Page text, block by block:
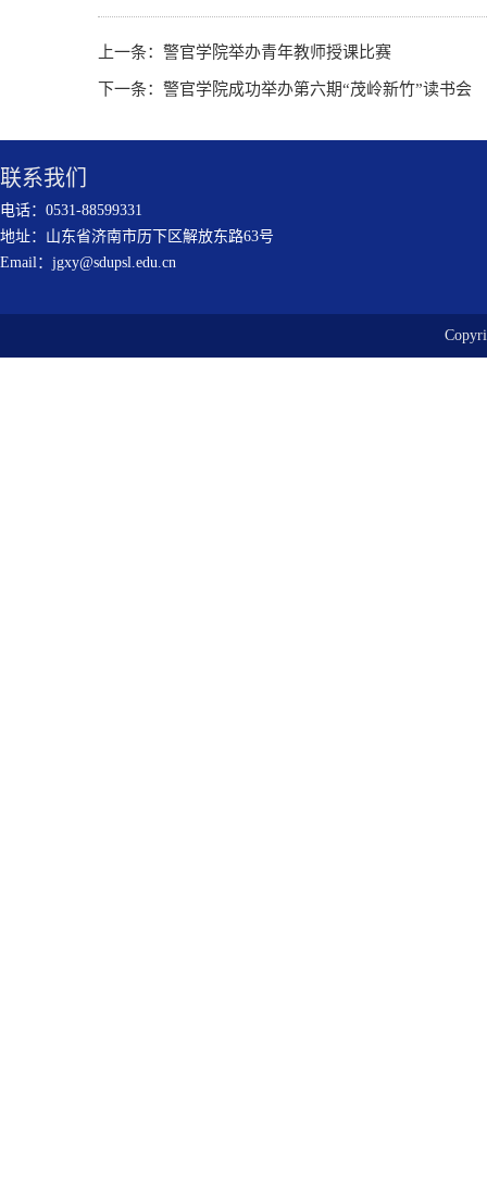
上一条： 警官学院举办青年教师授课比赛
下一条： 警官学院成功举办第六期“茂岭新竹”读书会
联系我们
电话：0531-88599331
地址：山东省济南市历下区解放东路63号
Email：jgxy@sdupsl.edu.cn